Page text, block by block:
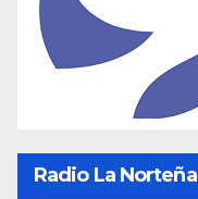
Radio La Norteña